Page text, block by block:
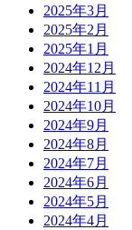
2025年3月
2025年2月
2025年1月
2024年12月
2024年11月
2024年10月
2024年9月
2024年8月
2024年7月
2024年6月
2024年5月
2024年4月